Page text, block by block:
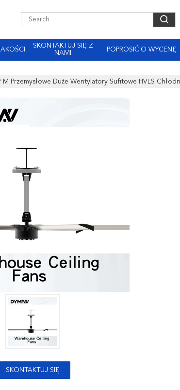
SKONTAKTUJ SIĘ Z
NAMI
POPROSIĆ O WYCENĘ
M Przemysłowe Duże Wentylatory Sufitowe HVLS
SKONTAKTUJ SIĘ